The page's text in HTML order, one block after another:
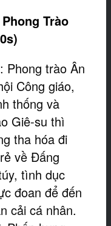
Trào
Phong trào Ân
Công giáo,
thống và
Giê-su thì
tha hóa đi
về Đấng
tình dục
đoan để đến
cải cá nhân.